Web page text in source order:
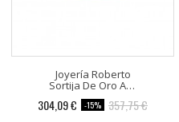
Joyería Roberto
Sortija De Oro Amarillo Con...
304,09 € -15% 357,75 €